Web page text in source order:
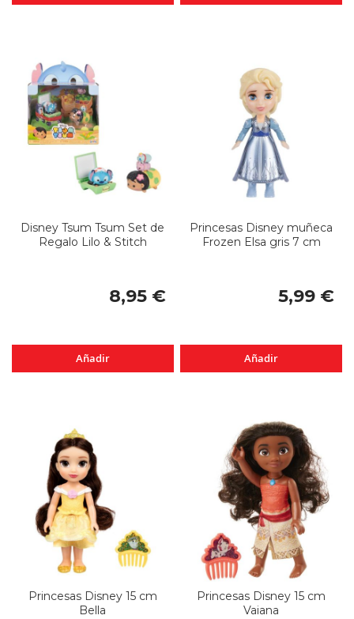
Disney Tsum Tsum Set de
Regalo Lilo & Stitch
8,95 €
Añadir
Princesas Disney muñeca
Frozen Elsa gris 7 cm
5,99 €
Añadir
Princesas Disney 15 cm
Bella
Princesas Disney 15 cm
Vaiana